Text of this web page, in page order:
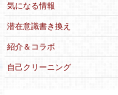
気になる情報
潜在意識書き換え
紹介＆コラボ
自己クリーニング